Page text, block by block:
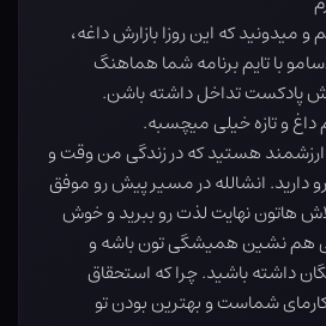
که این روزا بازارش داغه،
با تایم برنامه شما هماهنگ
پادکست تداخل داشته باشن.
و تازه خیلی میچسبه.
ارزشمند هستید که در زندگی من وقت و
دارید. انشالله در مسیر پیش رو موفق
هاتون نهایت لذت رو ببرید و خوش
هم نشین همیشگی تون باشه و
داشته باشید. چرا که استحقاق
کارمای شماست و بهترین بودن تو